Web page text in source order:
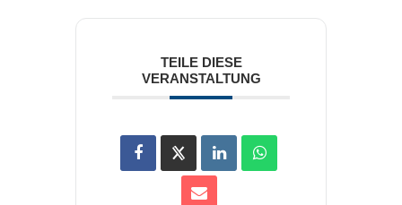
TEILE DIESE
VERANSTALTUNG